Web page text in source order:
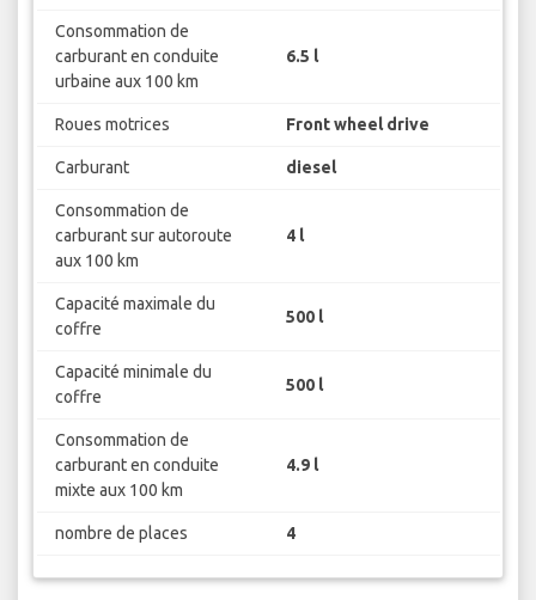
Consommation de
carburant en conduite
urbaine aux 100 km
6.5 l
Roues motrices Front wheel drive
Carburant diesel
Consommation de
carburant sur autoroute
aux 100 km
4 l
Capacité maximale du
coffre
500 l
Capacité minimale du
coffre
500 l
Consommation de
carburant en conduite
mixte aux 100 km
4.9 l
nombre de places 4